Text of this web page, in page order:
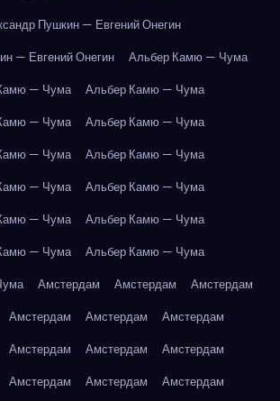
Пушкин — Евгений Онегин
— Евгений Онегин
Альбер Камю — Чума
— Чума
Альбер Камю — Чума
— Чума
Альбер Камю — Чума
— Чума
Альбер Камю — Чума
— Чума
Альбер Камю — Чума
— Чума
Альбер Камю — Чума
— Чума
Альбер Камю — Чума
Амстердам Амстердам
Амстердам
Амстердам Амстердам
Амстердам
Амстердам Амстердам
Амстердам
Амстердам Амстердам
Амстердам